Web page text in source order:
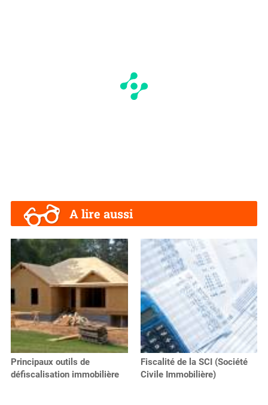
A lire aussi
Principaux outils de
défiscalisation immobilière
Fiscalité de la SCI (Société
Civile Immobilière)